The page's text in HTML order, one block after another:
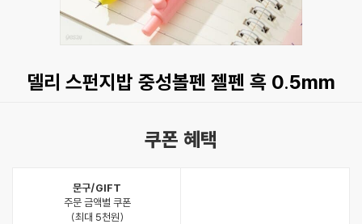
델리 스펀지밥 중성볼펜 젤펜 흑 0.5mm
쿠폰 혜택
문구/GIFT
주문 금액별 쿠폰
(최대 5천원)